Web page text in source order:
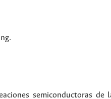
.
semiconductoras